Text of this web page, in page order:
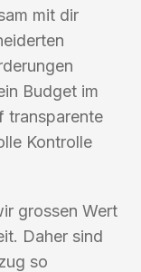
mit dir
Budget im
transparente
Kontrolle
grossen Wert
Daher sind
so